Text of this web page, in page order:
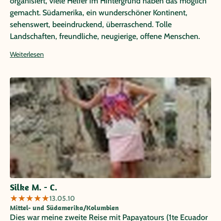
gemacht. Südamerika, ein wunderschöner Kontinent,
sehenswert, beeindruckend, überraschend. Tolle
Landschaften, freundliche, neugierige, offene Menschen.
Meereshöhe bis 5.100 m. Fast abenteuerlich, was man in
werden wir uns ein Leben lang erinnern. Vielen Dank
nochmals an Papaya Tours, die uns das ermöglicht haben.
Weiterlesen
Silke M. - C.
★★★★★13.05.10
Mittel- und Südamerika/Kolumbien
Dies war meine zweite Reise mit Papayatours (1te Ecuador